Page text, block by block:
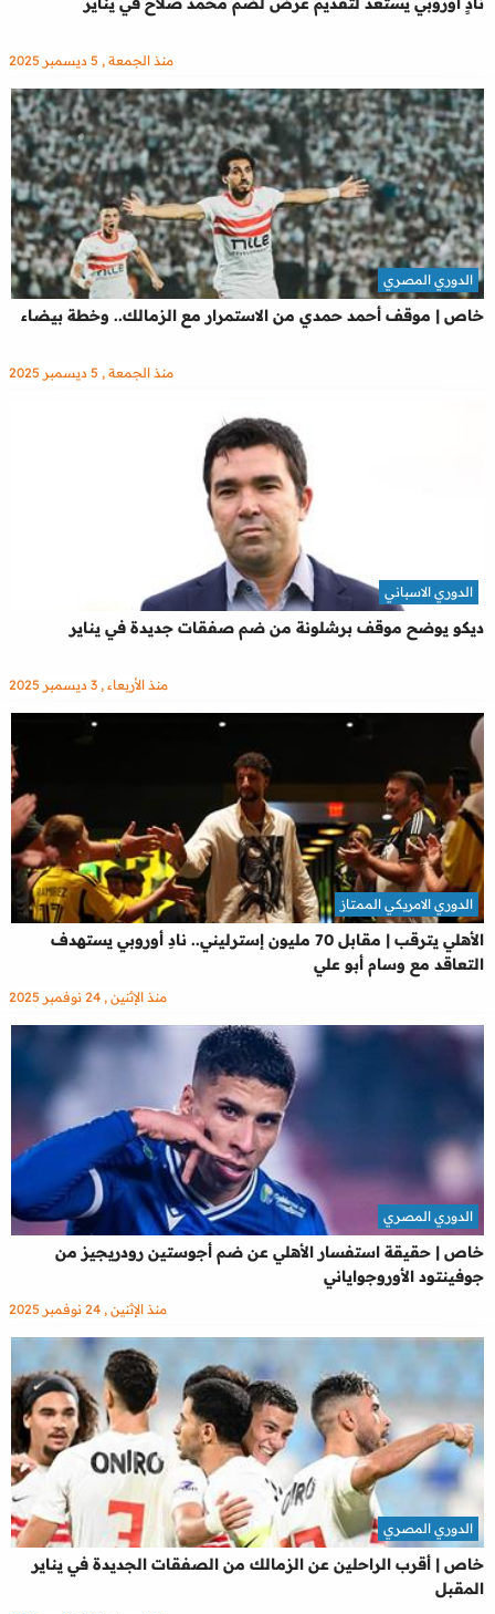
منذ الجمعة , 5 ديسمبر 2025
خاص | موقف أحمد حمدي من الاستمرار مع الزمالك.. وخطة بيضاء
الدوري المصري
منذ الجمعة , 5 ديسمبر 2025
ديكو يوضح موقف برشلونة من ضم صفقات جديدة في يناير
الدوري الاسباني
منذ الأربعاء , 3 ديسمبر 2025
الأهلي يترقب | مقابل 70 مليون إسترليني.. نادِ أوروبي يستهدف
التعاقد مع وسام أبو علي
الدوري الامريكي الممتاز
منذ الإثنين , 24 نوفمبر 2025
خاص | حقيقة استفسار الأهلي عن ضم أجوستين رودريجيز من
جوفينتود الأوروجواياني
الدوري المصري
منذ الإثنين , 24 نوفمبر 2025
خاص | أقرب الراحلين عن الزمالك من الصفقات الجديدة في يناير
المقبل
الدوري المصري